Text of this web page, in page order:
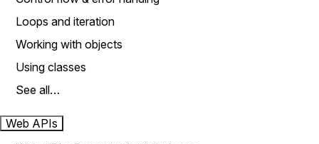
Loops and iteration
Working with objects
Using classes
See all…
Web APIs